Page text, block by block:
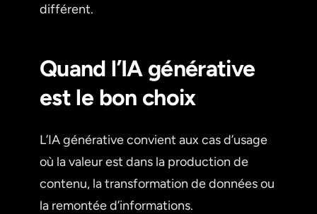
différent.
Quand l’IA générative
est le bon choix
L’IA générative convient aux cas d’usage
où la valeur est dans la production de
contenu, la transformation de données ou
la remontée d’informations.